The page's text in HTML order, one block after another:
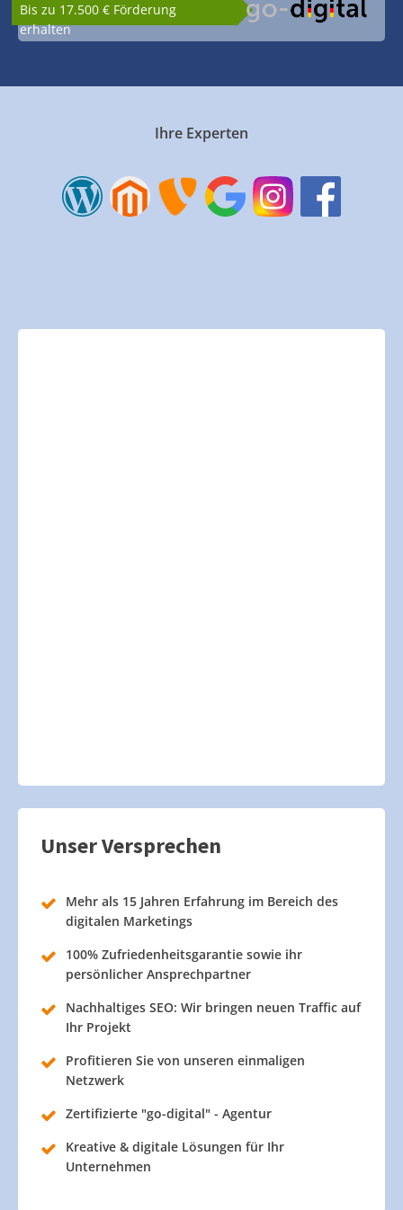
Bis zu 17.500 € Förderung
erhalten
Ihre Experten
Unser Versprechen
Mehr als 15 Jahren Erfahrung im Bereich des
digitalen Marketings
100% Zufriedenheitsgarantie sowie ihr
persönlicher Ansprechpartner
Nachhaltiges SEO: Wir bringen neuen Traffic auf
Ihr Projekt
Profitieren Sie von unseren einmaligen
Netzwerk
Zertifizierte "go-digital" - Agentur
Kreative & digitale Lösungen für Ihr
Unternehmen